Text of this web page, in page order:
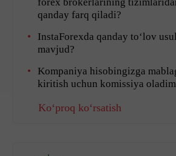
qanday farq qiladi?
InstaForexda qanday to‘lov
mavjud?
Kompaniya hisobingizga
kiritish uchun komissiya
Ko‘proq ko‘rsatish